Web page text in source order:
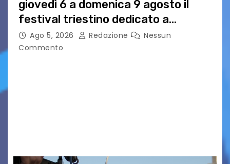
giovedì 6 a domenica 9 agosto il
festival triestino dedicato a
Springsteen
Ago 5, 2026 Redazione
Nessun
Commento